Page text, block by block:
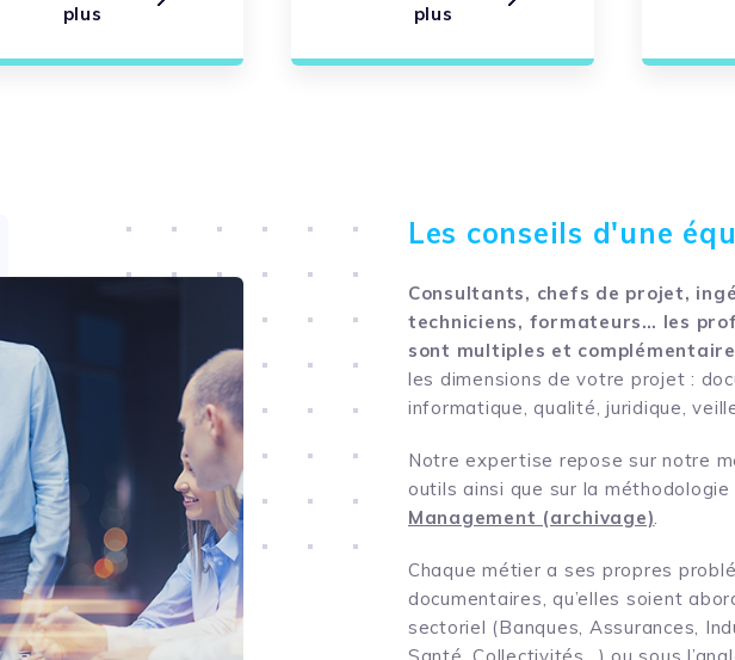
plus
plus
Les conseils d'une
Consultants, chefs de projet,
techniciens, formateurs… les
sont multiples et
les dimensions de votre projet :
informatique, qualité, juridique,
Notre expertise repose sur notre
outils ainsi que sur la méthodologie
Management (archivage)
Chaque métier a ses propres
documentaires, qu’elles soient
sectoriel (Banques, Assurances,
Santé, Collectivités…) ou sous